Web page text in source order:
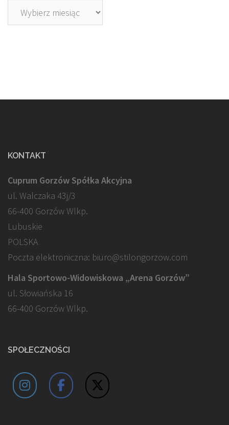
Archiwa
KONTAKT
Cuprum Gorzów Spółka Akcyjna
ul. Walczaka 43j/3
66-400 Gorzów Wlkp.
Lubuskie
POLSKA
Poczta elektroniczna: biuro@stilongorzow.com
Hala Sportowo-Widowiskowa „Arena Gorzów”
ul. Słowiańska 16
66-400 Gorzów Wlkp.
SPOŁECZNOŚCI